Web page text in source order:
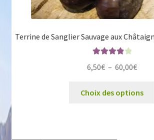
Terrine de Sanglier Sauvage aux
6,50€ – 60,00€Plage
prix :
Choix des options